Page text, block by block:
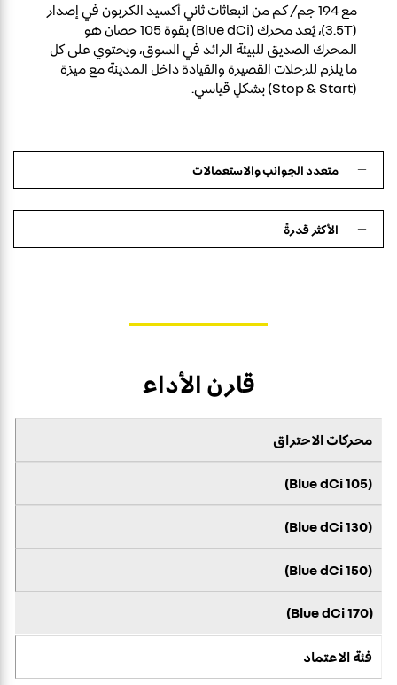
مع 194 جم/ كم من انبعاثات ثاني أكسيد الكربون في إصدار
(3.5T)، يُعد محرك (Blue dCi) بقوة 105 حصان هو
المحرك الصديق للبيئة الرائد في السوق، ويحتوي على كل
ما يلزم للرحلات القصيرة والقيادة داخل المدينة مع ميزة
(Stop & Start) بشكلٍ قياسي.
متعدد الجوانب والاستعمالات
الأكثر قدرةً
قارن الأداء
محركات الاحتراق
(Blue dCi 105)
(Blue dCi 130)
(Blue dCi 150)
(Blue dCi 170)
فئة الاعتماد